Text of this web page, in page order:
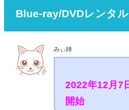
Blue-ray/DVDレンタル
みぃ姉
2022年12月7
開始